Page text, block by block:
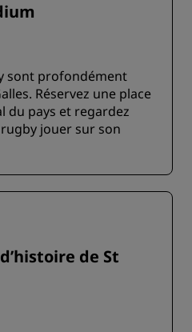
sont profondément
Réservez une place
du pays et regardez
jouer sur son
de St